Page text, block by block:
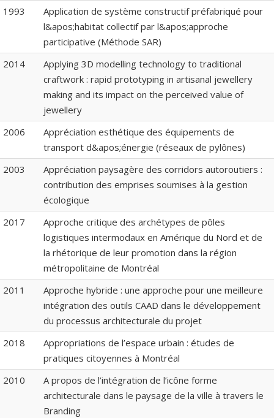
1993
Application de système constructif préfabriqué pour
l&apos;habitat collectif par l&apos;approche
participative (Méthode SAR)
2014
Applying 3D modelling technology to traditional
craftwork : rapid prototyping in artisanal jewellery
making and its impact on the perceived value of
jewellery
2006
Appréciation esthétique des équipements de
transport d&apos;énergie (réseaux de pylônes)
2003
Appréciation paysagère des corridors autoroutiers :
contribution des emprises soumises à la gestion
écologique
2017
Approche critique des archétypes de pôles
logistiques intermodaux en Amérique du Nord et de
la rhétorique de leur promotion dans la région
métropolitaine de Montréal
2011
Approche hybride : une approche pour une meilleure
intégration des outils CAAD dans le développement
du processus architecturale du projet
2018
Appropriations de l’espace urbain : études de
pratiques citoyennes à Montréal
2010
A propos de l’intégration de l’icône forme
architecturale dans le paysage de la ville à travers le
Branding